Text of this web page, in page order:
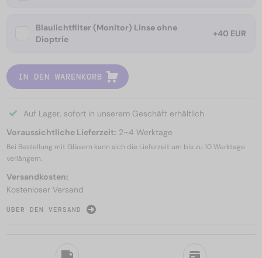
Blaulichtfilter (Monitor) Linse ohne
Dioptrie
+40 EUR
IN DEN WARENKORB
Auf Lager, sofort in unserem Geschäft erhältlich
Voraussichtliche Lieferzeit: 2–4 Werktage
Bei Bestellung mit Gläsern kann sich die Lieferzeit um bis zu 10 Werktage
verlängern.
Versandkosten:
Kostenloser Versand
ÜBER DEN VERSAND